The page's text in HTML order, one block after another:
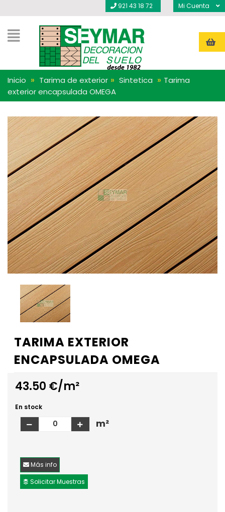
921 43 18 72 Mi Cuenta
Inicio » Tarima de exterior » Sintetica » Tarima
exterior encapsulada OMEGA
OFERTA
TARIMA EXTERIOR
ENCAPSULADA OMEGA
43.50 €/m²
En stock
m²
Más info
Solicitar Muestras